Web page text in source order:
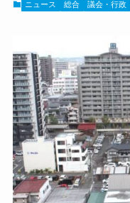
ニュース 総合 議会・行政